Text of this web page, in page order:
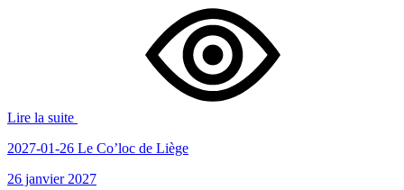
Lire la suite
2027-01-26 Le Co’loc de Liège
26 janvier 2027